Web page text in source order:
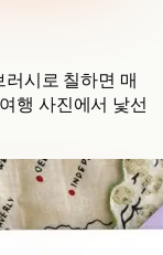
러시로 칠하면 매
행 사진에서 낯선